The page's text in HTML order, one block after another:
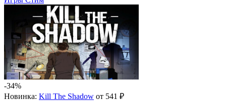
-34%
Новинка: Kill The Shadow от 541 ₽